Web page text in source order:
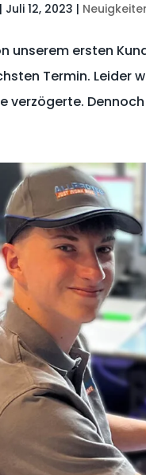
| Juli 12, 2023 |
unserem ersten
Termin. Leider
verzögerte.